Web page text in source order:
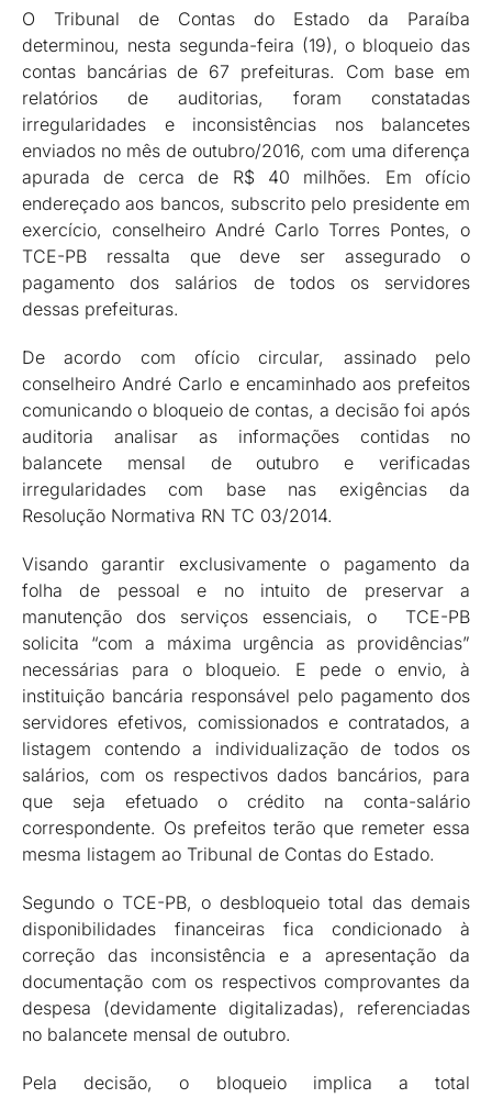
O Tribunal de Contas do Estado da Paraíba
determinou, nesta segunda-feira (19), o bloqueio das
contas bancárias de 67 prefeituras. Com base em
relatórios de auditorias, foram constatadas
irregularidades e inconsistências nos balancetes
enviados no mês de outubro/2016, com uma diferença
apurada de cerca de R$ 40 milhões. Em ofício
endereçado aos bancos, subscrito pelo presidente em
exercício, conselheiro André Carlo Torres Pontes, o
TCE-PB ressalta que deve ser assegurado o
pagamento dos salários de todos os servidores
dessas prefeituras.
De acordo com ofício circular, assinado pelo
conselheiro André Carlo e encaminhado aos prefeitos
comunicando o bloqueio de contas, a decisão foi após
auditoria analisar as informações contidas no
balancete mensal de outubro e verificadas
irregularidades com base nas exigências da
Resolução Normativa RN TC 03/2014.
Visando garantir exclusivamente o pagamento da
folha de pessoal e no intuito de preservar a
manutenção dos serviços essenciais, o TCE-PB
solicita “com a máxima urgência as providências”
necessárias para o bloqueio. E pede o envio, à
instituição bancária responsável pelo pagamento dos
servidores efetivos, comissionados e contratados, a
listagem contendo a individualização de todos os
salários, com os respectivos dados bancários, para
que seja efetuado o crédito na conta-salário
correspondente. Os prefeitos terão que remeter essa
mesma listagem ao Tribunal de Contas do Estado.
Segundo o TCE-PB, o desbloqueio total das demais
disponibilidades financeiras fica condicionado à
correção das inconsistência e a apresentação da
documentação com os respectivos comprovantes da
despesa (devidamente digitalizadas), referenciadas
no balancete mensal de outubro.
Pela decisão, o bloqueio implica a total